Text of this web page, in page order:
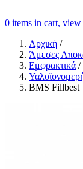
0 items in cart, view
Αρχική /
Άμεσες
Εμφρακτικά /
BMS Fillbest